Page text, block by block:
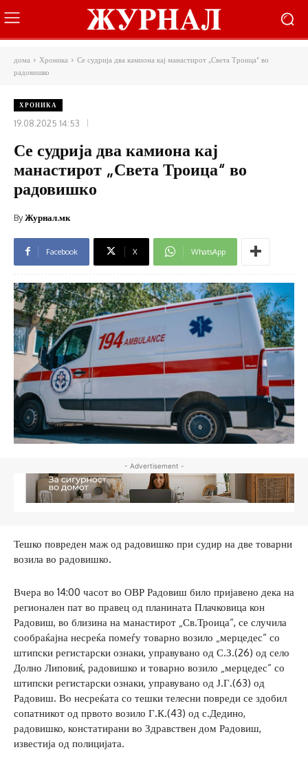
дома Хроника
Се судрија два камиона кај манастирот „Света Троица“ во
радовишко
ХРОНИКА
19.08.2025 14:53
Се судрија два камиона кај
манастирот „Света Троица“ во
радовишко
ByЖурнал.мк
Facebook X WhatsApp
- Advertisement -
Тешко повреден маж од радовишко при судир на две товарни
возила во радовишко.
Вчера во 14:00 часот во ОВР Радовиш било пријавено дека на
регионален пат во правец од планината Плачковица кон
Радовиш, во близина на манастирот „Св.Троица“, се случила
сообраќајна несреќа помеѓу товарно возило „мерцедес“ со
штипски регистарски ознаки, управувано од С.З.(26) од село
Долно Липовиќ, радовишко и товарно возило „мерцедес“ со
штипски регистарски ознаки, управувано од Ј.Г.(63) од
Радовиш. Во несреќата со тешки телесни повреди се здобил
сопатникот од првото возило Г.К.(43) од с.Дедино,
радовишко, констатирани во Здравствен дом Радовиш,
известија од полицијата.